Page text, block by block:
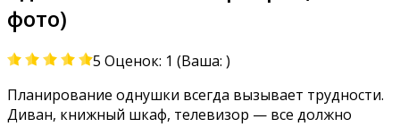
фото)
5 Оценок: 1 (Ваша: )
Планирование однушки всегда вызывает трудности.
Диван, книжный шкаф, телевизор — все должно